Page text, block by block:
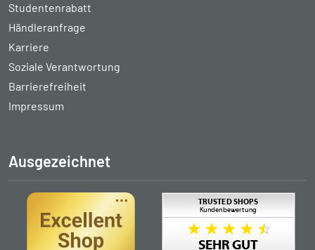
Studentenrabatt
Händleranfrage
Karriere
Soziale Verantwortung
Barrierefreiheit
Impressum
Ausgezeichnet